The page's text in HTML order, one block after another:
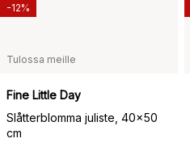
Tulossa meille
Fine Little Day
Slåtterblomma juliste, 40x50
cm
-12%